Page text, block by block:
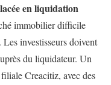
en liquidation
immobilier difficile
investisseurs doivent
du liquidateur. Un
Creacitiz, avec des